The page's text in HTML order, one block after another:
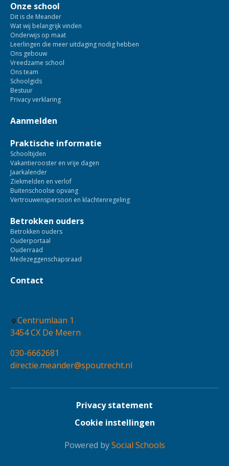
Onze school
Dit is de Meander
Wat wij belangrijk vinden
Onderwijs op maat
Leerlingen die meer uitdaging nodig hebben
Ons gebouw
Vreedzame school
Ons team
Schoolgids
Bestuur
Privacy verklaring
Aanmelden
Praktische informatie
Schooltijden
Vakantierooster en vrije dagen
Jaarkalender
Ziekmelden en verlof
Buitenschoolse opvang
Vertrouwenspersoon en klachtenregeling
Betrokken ouders
Betrokken ouders
Ouderportaal
Ouderraad
Medezeggenschapsraad
Contact
Centrumlaan 1
3454 CX De Meern
030-6662681
directie.meander@spoutrecht.nl
Privacy statement
Cookie instellingen
Powered bySocial Schools